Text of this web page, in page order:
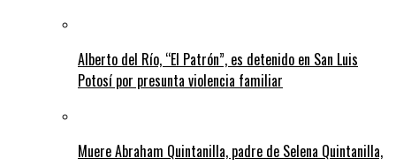
Alberto del Río, “El Patrón”, es detenido en San Luis
Potosí por presunta violencia familiar
Muere Abraham Quintanilla, padre de Selena Quintanilla,